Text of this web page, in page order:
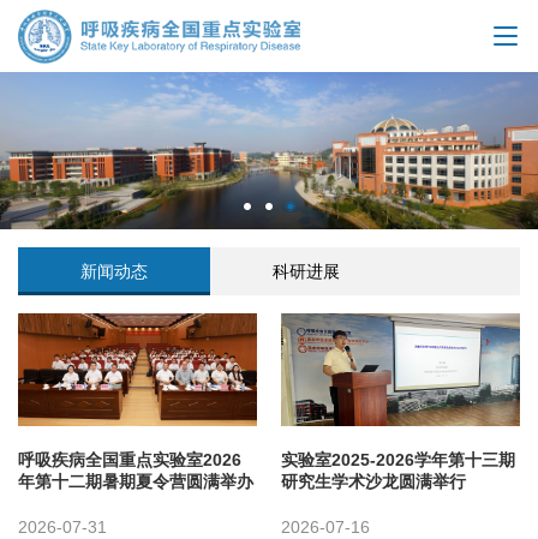
新闻动态 科研进展
呼吸疾病全国重点实验室2026
年第十二期暑期夏令营圆满举办
2026-07-31
实验室2025-2026学年第十三期
研究生学术沙龙圆满举行
2026-07-16